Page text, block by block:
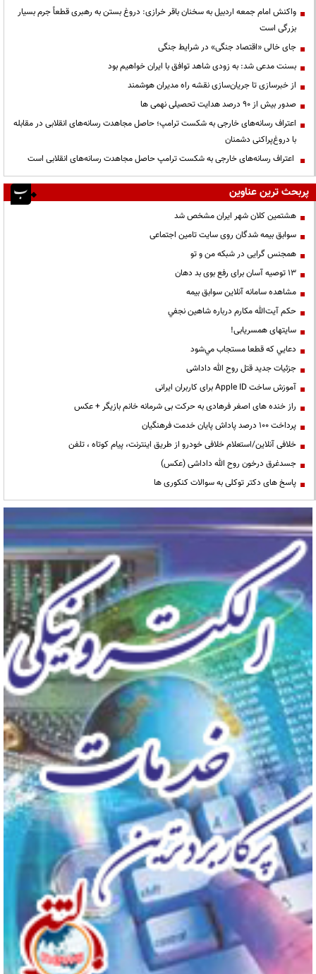
واکنش امام جمعه اردبیل به سخنان باقر خرازی: دروغ بستن به رهبری قطعاً جرم بسیار
بزرگی است
جای خالی «اقتصاد جنگی» در شرایط جنگی
بسنت مدعی شد: به زودی شاهد توافق با ایران خواهیم بود
از خبرسازی تا جریان‌سازی نقشه راه مدیران هوشمند
صدور بیش از ۹۰ درصد هدایت تحصیلی نهمی ها
اعتراف رسانه‌های خارجی به شکست ترامپ؛ حاصل مجاهدت رسانه‌های انقلابی در مقابله
با دروغ‌پراکنی دشمنان
اعتراف رسانه‌های خارجی به شکست ترامپ حاصل مجاهدت رسانه‌های انقلابی است
پربحث ترین عناوین
هشتمین کلان شهر ایران مشخص شد
سوابق بیمه شدگان روی سایت تامین اجتماعی
همجنس گرایی در شبکه من و تو
13 توصیه آسان برای رفع بوی بد دهان
مشاهده سامانه آنلاين سوابق بیمه
حكم آيت‌الله مكارم درباره شاهين نجفي
سایتهای همسریابی!
دعايي كه قطعا مستجاب مي‌شود
جزئیات جدید قتل روح الله داداشی
آموزش ساخت Apple ID برای کاربران ایرانی
راز خنده های اصغر فرهادی به حرکت بی شرمانه خانم بازیگر + عکس
پرداخت ۱۰۰ درصد پاداش پایان خدمت فرهنگیان
خلافی آنلاین/استعلام خلافی خودرو از طریق اینترنت، پیام کوتاه ، تلفن
جسدغرق درخون روح الله داداشی (عکس)
پاسخ های دکتر توکلی به سوالات کنکوری ها